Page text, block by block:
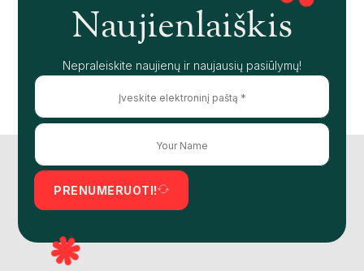
Naujienlaiškis
Nepraleiskite naujienų ir naujausių pasiūlymų!
PRENUMERUOTI!